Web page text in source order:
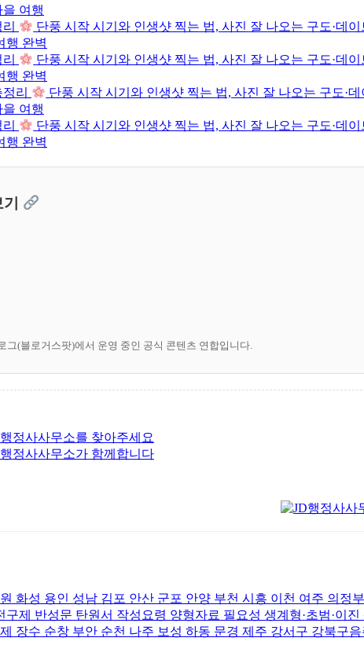
여행
단풍 시작 시기와 인생샷 찍는 법, 사진 잘 나오는 구도·데
행 완벽
단풍 시작 시기와 인생샷 찍는 법, 사진 잘 나오는 구도·데
행 완벽
리
단풍 시작 시기와 인생샷 찍는 법, 사진 잘 나오는 구도·
여행
단풍 시작 시기와 인생샷 찍는 법, 사진 잘 나오는 구도·데
행 완벽
(블로거스팟)에서 운영 중인 공식 콘텐츠 연합입니다.
정사사무소를 찾아주세요
정사사무소가 함께합니다
화성 용인 성남 김포 안산 군포 안양 부천 시흥 이천 여주 의정
제 반성문 탄원서 작성요령 양형자료 필요성 생계형·초범·이
장수 순창 부안 순천 나주 보성 하동 문경 제주 강서구 강북구